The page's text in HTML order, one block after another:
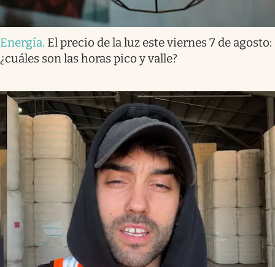
Energía. El precio de la luz este viernes 7 de agosto:
¿cuáles son las horas pico y valle?